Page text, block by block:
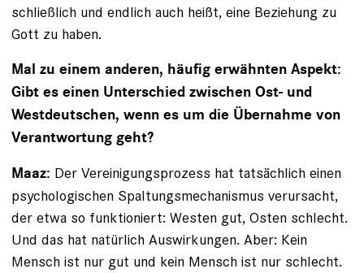
schließlich und endlich auch heißt, eine Beziehung zu
Gott zu haben.
Mal zu einem anderen, häufig erwähnten Aspekt:
Gibt es einen Unterschied zwischen Ost- und
Westdeutschen, wenn es um die Übernahme von
Verantwortung geht?
Maaz: Der Vereinigungsprozess hat tatsächlich einen
psychologischen Spaltungsmechanismus verursacht,
der etwa so funktioniert: Westen gut, Osten schlecht.
Und das hat natürlich Auswirkungen. Aber: Kein
Mensch ist nur gut und kein Mensch ist nur schlecht.